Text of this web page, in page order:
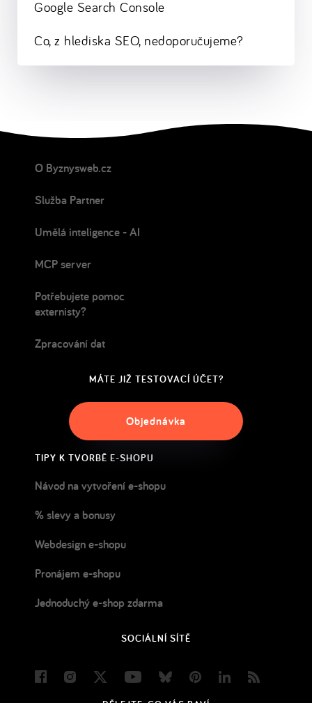
Google Search Console
Co, z hlediska SEO, nedoporučujeme?
O Byznysweb.cz
Služba Partner
Umělá inteligence - AI
MCP server
Potřebujete pomoc
externisty?
Zpracování dat
MÁTE JIŽ TESTOVACÍ ÚČET?
Objednávka
TIPY K TVORBĚ E-SHOPU
Návod na vytvoření e-shopu
% slevy a bonusy
Webdesign e-shopu
Pronájem e-shopu
Jednoduchý e-shop zdarma
SOCIÁLNÍ SÍTĚ
FacebookInstagram
Twitter YoutubeBlueskyPinterestLinkedIn